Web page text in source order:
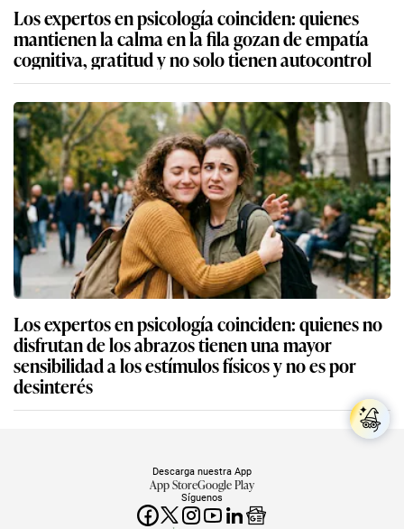
Los expertos en psicología coinciden: quienes
mantienen la calma en la fila gozan de empatía
cognitiva, gratitud y no solo tienen autocontrol
Los expertos en psicología coinciden: quienes no
disfrutan de los abrazos tienen una mayor
sensibilidad a los estímulos físicos y no es por
desinterés
Síguenos
Descarga nuestra App
App StoreGoogle Play